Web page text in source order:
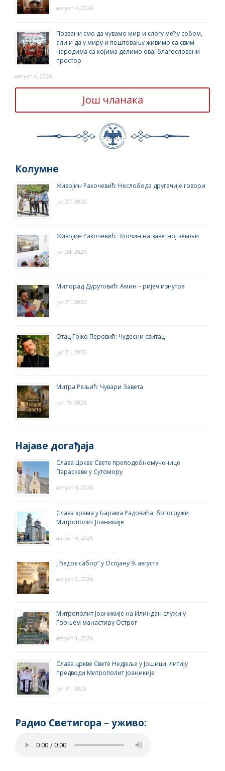
август 4, 2026
Позвани смо да чувамо мир и слогу међу собом,
али и да у миру и поштовању живимо са свим
народима са којима делимо овај благословени
простор
август 4, 2026
Још чланака
Колумне
Живојин Ракочевић: Неслобода другачије говори
јул 27, 2026
Живојин Ракочевић: Злочин на заветној земљи
јул 24, 2026
Милорад Дурутовић: Амин – ријеч изнутра
јул 21, 2026
Отац Гојко Перовић: Чудесни свитац
јул 21, 2026
Митра Рељић: Чувари Завета
јул 19, 2026
Најаве догађаја
Слава Цркве Свете преподобномученице
Параскеве у Сутомору
август 5, 2026
Слава храма у Барама Радовића, богослужи
Митрополит Јоаникије
август 4, 2026
„Ђедов сабор“ у Осојану 9. августа
август 2, 2026
Митрополит Јоаникије на Илиндан служи у
Горњем манастиру Острог
август 1, 2026
Слава цркве Свете Недјеље у Јошици, литију
предводи Митрополит Јоаникије
јул 31, 2026
Радио Светигора – yживо: